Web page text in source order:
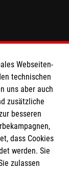
Webseiten-
technischen
uns aber auch
zusätzliche
besseren
dass Cookies
werden. Sie
zulassen